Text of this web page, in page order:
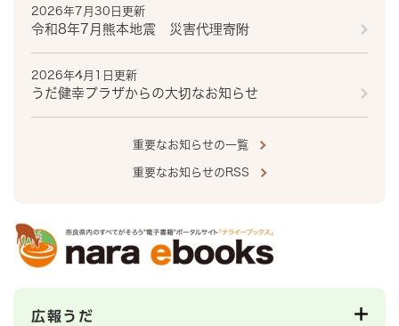
2026年7月30日更新
令和8年7月熊本地震 災害代理寄附
2026年4月1日更新
うだ健幸プラザからの大切なお知らせ
重要なお知らせの一覧
重要なお知らせのRSS
広報うだ